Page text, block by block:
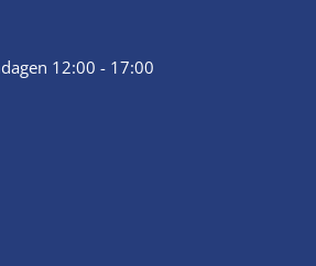
12:00 - 17:00